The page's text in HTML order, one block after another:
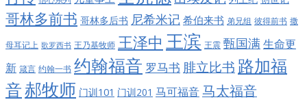
哥林多前书 哥林多后书 尼希米记 希伯来书 弟兄组 彼得前书 撒
母耳记上 歌罗西书 王乃基牧师 王泽中 王滨 王震 甄国满生命更
新 箴言 约翰一书 约翰福音 罗马书 腓立比书 路加福
音郝牧师 门训101 门训201 马可福音 马太福音